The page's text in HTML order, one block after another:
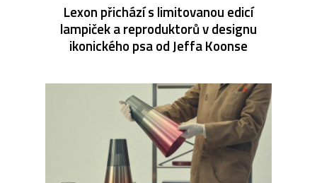
Lexon přichází s limitovanou edicí
lampiček a reproduktorů v designu
ikonického psa od Jeffa Koonse